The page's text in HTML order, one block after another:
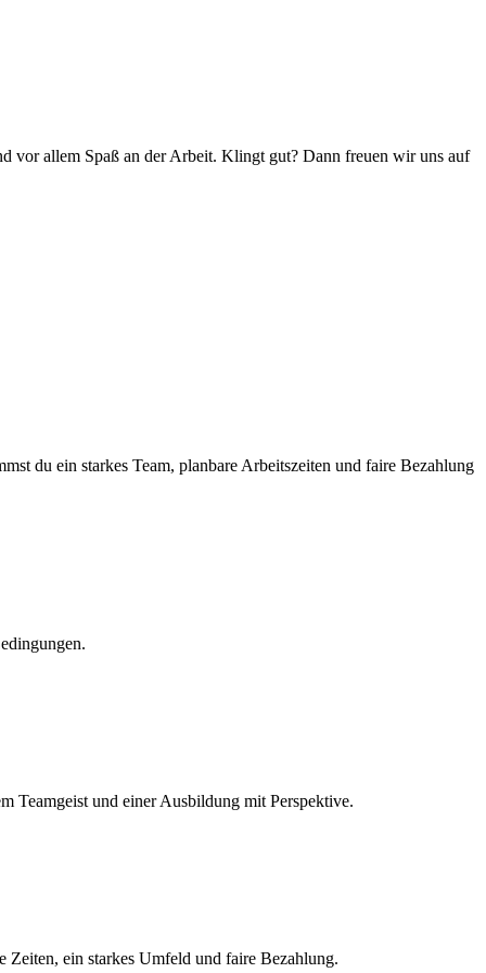
vor allem Spaß an der Arbeit. Klingt gut? Dann freuen wir uns auf
du ein starkes Team, planbare Arbeitszeiten und faire Bezahlung
Teamgeist und einer Ausbildung mit Perspektive.
ein starkes Umfeld und faire Bezahlung.